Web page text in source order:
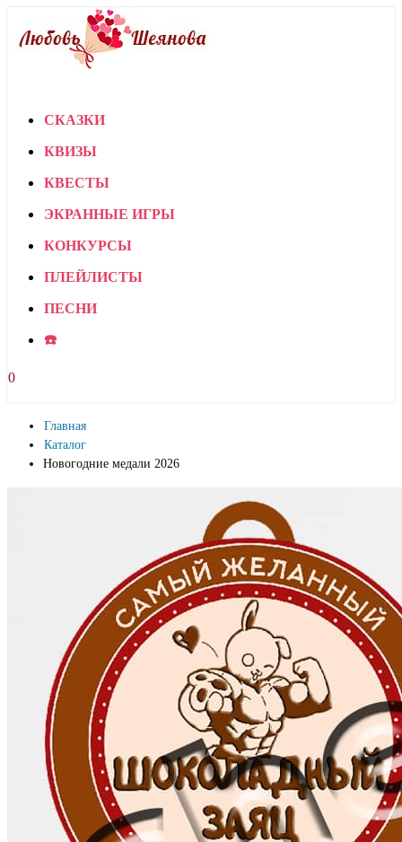
СКАЗКИ
КВИЗЫ
КВЕСТЫ
ЭКРАННЫЕ ИГРЫ
КОНКУРСЫ
ПЛЕЙЛИСТЫ
ПЕСНИ
☎️
0
Главная
Каталог
Новогодние медали 2026